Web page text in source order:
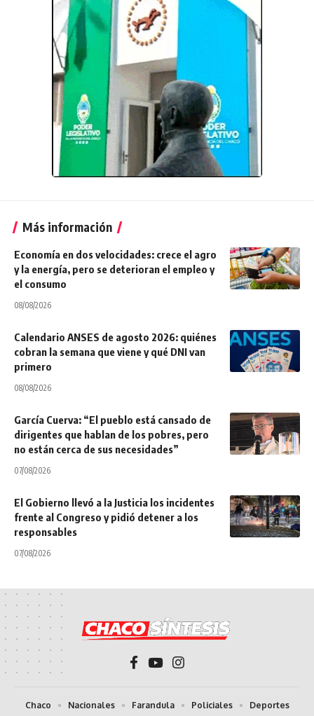
Más información
Economía en dos velocidades: crece el agro
y la energía, pero se deterioran el empleo y
el consumo
08/08/2026
Calendario ANSES de agosto 2026: quiénes
cobran la semana que viene y qué DNI van
primero
08/08/2026
García Cuerva: “El pueblo está cansado de
dirigentes que hablan de los pobres, pero
no están cerca de sus necesidades”
07/08/2026
El Gobierno llevó a la Justicia los incidentes
frente al Congreso y pidió detener a los
responsables
07/08/2026
Chaco Nacionales Farandula Policiales
Deportes